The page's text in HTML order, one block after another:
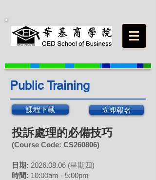
Public Training
課程下載 立即報名
投訴處理的必備技巧
(Course Code: CS260806)
日期: 2026.08.06 (星期四)
時間: 10:00am - 5:00pm